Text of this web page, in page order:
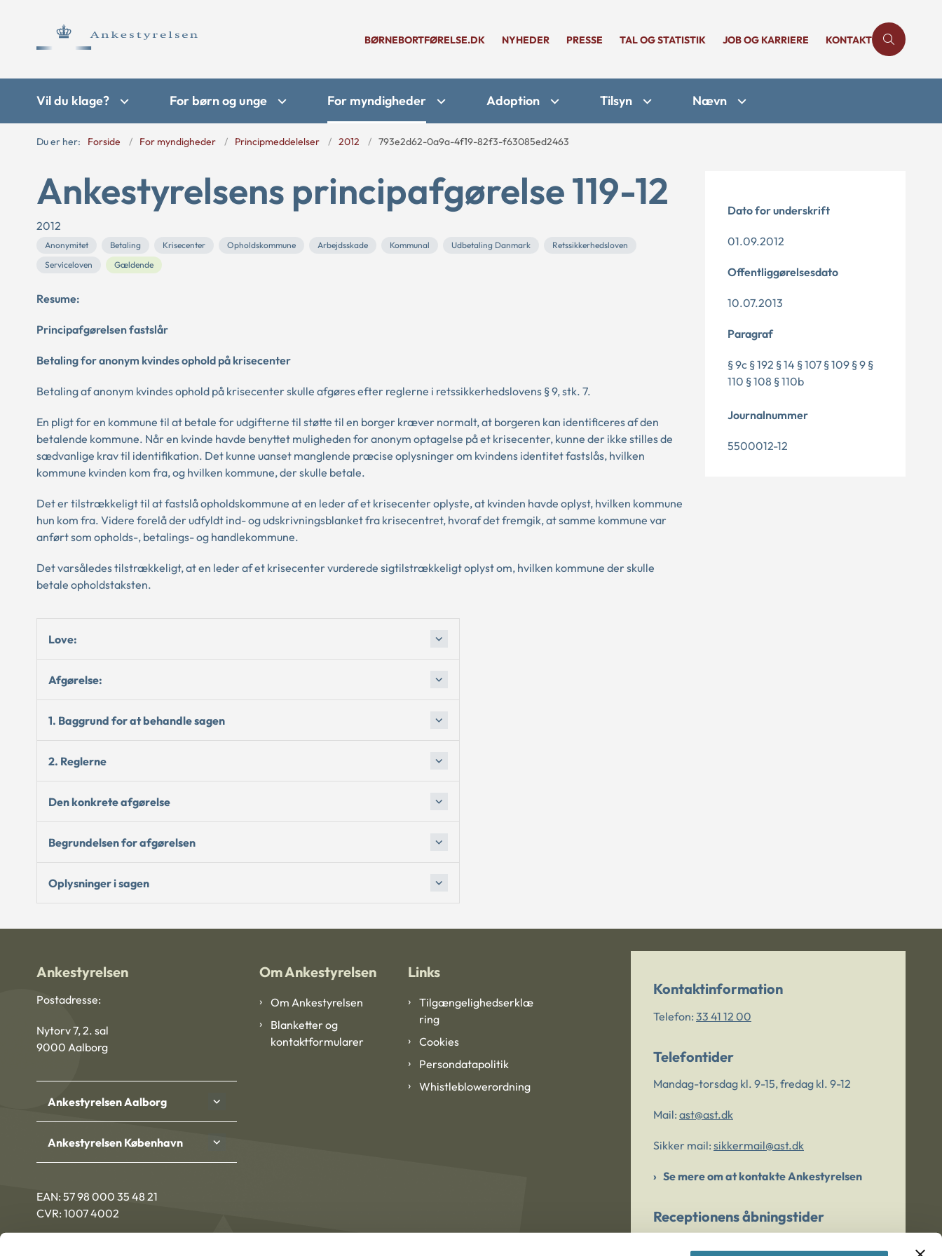
BØRNEBORTFØRELSE.DK NYHEDER PRESSE TAL OG STATISTIK JOB OG KARRIERE KONTAKT
Vil du klage? For børn og unge For myndigheder Adoption Tilsyn Nævn
Du er her: Forside For myndigheder Principmeddelelser 2012 793e2d62-0a9a-4f19-82f3-f63085ed2463
Ankestyrelsens principafgørelse 119-12
2012
Anonymitet Betaling Krisecenter Opholdskommune Arbejdsskade Kommunal Udbetaling Danmark
Retssikkerhedsloven
Serviceloven
Gældende
Resume:
Principafgørelsen fastslår
Betaling for anonym kvindes ophold på krisecenter
Betaling af anonym kvindes ophold på krisecenter skulle afgøres efter reglerne i retssikkerhedslovens § 9, stk. 7.
En pligt for en kommune til at betale for udgifterne til støtte til en borger kræver normalt, at borgeren kan identificeres af den
betalende kommune. Når en kvinde havde benyttet muligheden for anonym optagelse på et krisecenter, kunne der ikke stilles de
sædvanlige krav til identifikation. Det kunne uanset manglende præcise oplysninger om kvindens identitet fastslås, hvilken
kommune kvinden kom fra, og hvilken kommune, der skulle betale.
Det er tilstrækkeligt til at fastslå opholdskommune at en leder af et krisecenter oplyste, at kvinden havde oplyst, hvilken kommune
hun kom fra. Videre forelå der udfyldt ind- og udskrivningsblanket fra krisecentret, hvoraf det fremgik, at samme kommune var
anført som opholds-, betalings- og handlekommune.
Det varsåledes tilstrækkeligt, at en leder af et krisecenter vurderede sigtilstrækkeligt oplyst om, hvilken kommune der skulle
betale opholdstaksten.
Love:
Afgørelse:
1. Baggrund for at behandle sagen
2. Reglerne
Den konkrete afgørelse
Begrundelsen for afgørelsen
Oplysninger i sagen
Dato for underskrift
01.09.2012
Offentliggørelsesdato
10.07.2013
Paragraf
§ 9c § 192 § 14 § 107 § 109 § 9 §
110 § 108 § 110b
Journalnummer
5500012-12
Ankestyrelsen
Postadresse:
Nytorv 7, 2. sal
9000 Aalborg
Ankestyrelsen Aalborg
Ankestyrelsen København
EAN: 57 98 000 35 48 21
CVR: 1007 4002
Om Ankestyrelsen
Om Ankestyrelsen
Blanketter og
kontaktformularer
Links
Tilgængelighedserklæ
ring
Cookies
Persondatapolitik
Whistleblowerordning
Kontaktinformation
Telefon: 33 41 12 00
Telefontider
Mandag-torsdag kl. 9-15, fredag kl. 9-12
Mail: ast@ast.dk
Sikker mail: sikkermail@ast.dk
Se mere om at kontakte Ankestyrelsen
Receptionens åbningstider